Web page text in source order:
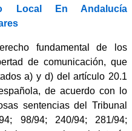
Local En Andalucía
fundamental de los
de comunicación, que
a) y d) del artículo 20.1
de acuerdo con lo
sentencias del Tribunal
98/94; 240/94; 281/94;